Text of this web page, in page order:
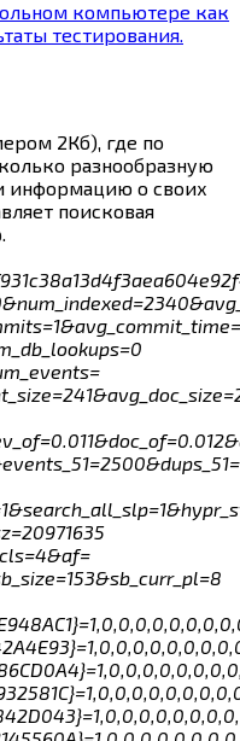
компьютере как
тестирования.
2Кб), где по
разнообразную
информацию о своих
поисковая